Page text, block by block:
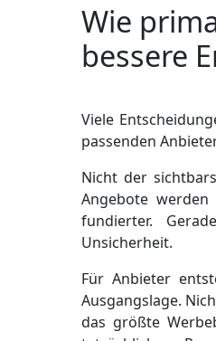
Wie
bessere
Viele
passenden
Nicht der
Angebote werden
fundierter.
Unsicherheit.
Für Anbieter
Ausgangslage.
das größte